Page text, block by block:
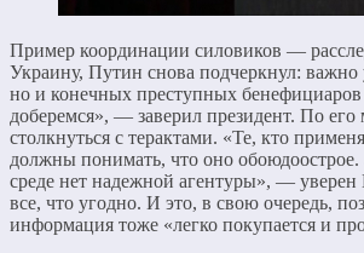
Пример координации силовиков —
Украину, Путин снова подчеркнул: важно
но и конечных преступных
доберемся», — заверил президент. По
столкнуться с терактами. «Те, кто
должны понимать, что оно
среде нет надежной агентуры», —
все, что угодно. И это, в свою очередь,
информация тоже «легко покупается и